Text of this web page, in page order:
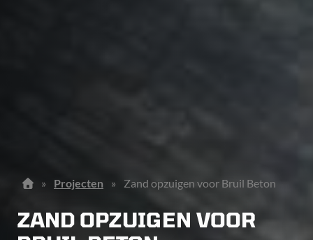
» Projecten » Zand opzuigen voor Bruil Beton
ZAND OPZUIGEN VOOR